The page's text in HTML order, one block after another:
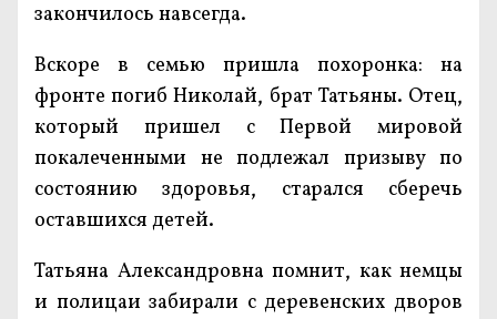
закончилось навсегда.
Вскоре в семью пришла похоронка: на
фронте погиб Николай, брат Татьяны. Отец,
который пришел с Первой мировой
покалеченными не подлежал призыву по
состоянию здоровья, старался сберечь
оставшихся детей.
Татьяна Александровна помнит, как немцы
и полицаи забирали с деревенских дворов